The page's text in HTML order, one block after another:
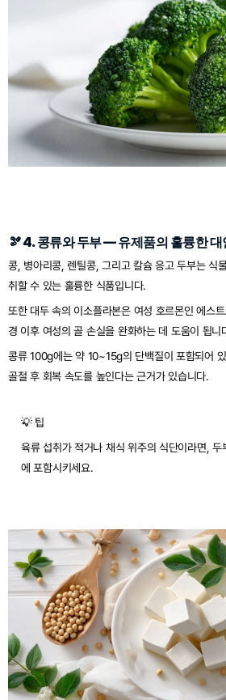
🫘 4. 콩류와 두부 — 유제품의 훌륭한 대
콩, 병아리콩, 렌틸콩, 그리고 칼슘 응고 두부는 식
취할 수 있는 훌륭한 식품입니다.
또한 대두 속의 이소플라본은 여성 호르몬인 에스
경 이후 여성의 골 손실을 완화하는 데 도움이 됩니
콩류 100g에는 약 10~15g의 단백질이 포함되어
골절 후 회복 속도를 높인다는 근거가 있습니다.
💡 팁
육류 섭취가 적거나 채식 위주의 식단이라면, 두
에 포함시키세요.